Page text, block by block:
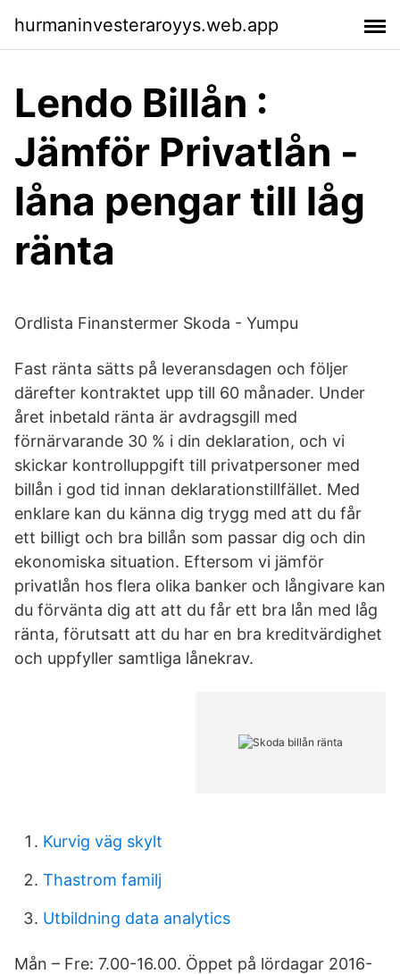
hurmaninvesteraroyys.web.app
Lendo Billån :
Jämför Privatlån -
låna pengar till låg
ränta
Ordlista Finanstermer Skoda - Yumpu
Fast ränta sätts på leveransdagen och följer
därefter kontraktet upp till 60 månader. Under
året inbetald ränta är avdragsgill med
förnärvarande 30 % i din deklaration, och vi
skickar kontrolluppgift till privatpersoner med
billån i god tid innan deklarationstillfället. Med
enklare kan du känna dig trygg med att du får
ett billigt och bra billån som passar dig och din
ekonomiska situation. Eftersom vi jämför
privatlån hos flera olika banker och långivare kan
du förvänta dig att att du får ett bra lån med låg
ränta, förutsatt att du har en bra kreditvärdighet
och uppfyller samtliga lånekrav.
Kurvig väg skylt
Thastrom familj
Utbildning data analytics
Mån – Fre: 7.00-16.00. Öppet på lördagar 2016-